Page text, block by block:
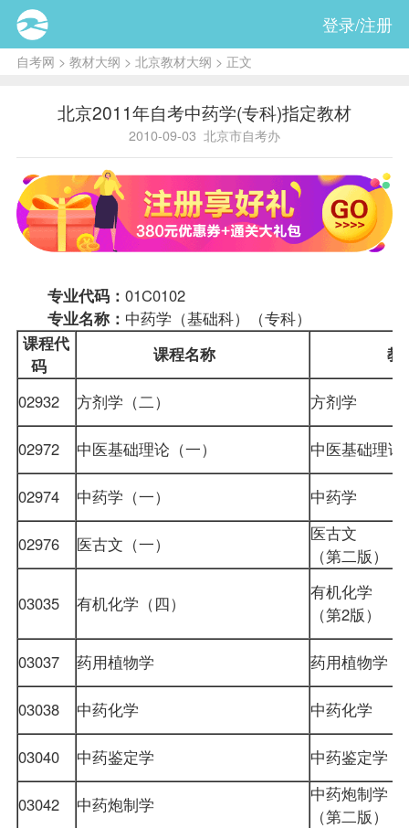
登录/注册
自考网 > 教材大纲 > 北京教材大纲 > 正文
北京2011年自考中药学(专科)指定教材
2010-09-03 北京市自考办
专业代码： 01C0102
专业名称： 中药学（基础科）（专科）
课程代
码
课程名称 教
02932 方剂学（二） 方剂学
02972 中医基础理论（一） 中医基础理
02974 中药学（一） 中药学
02976 医古文（一）
医古文
（第二版）
03035 有机化学（四）
有机化学
（第2版）
03037 药用植物学 药用植物学
03038 中药化学 中药化学
03040 中药鉴定学 中药鉴定学
03042 中药炮制学
中药炮制学
（第二版）